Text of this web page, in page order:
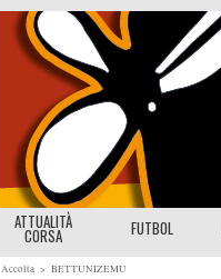
ATTUALITÀ
CORSA FUTBOL
Accolta > BETTUNIZEMU